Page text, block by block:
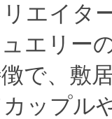
エイタ
エリー
で、敷
ップル